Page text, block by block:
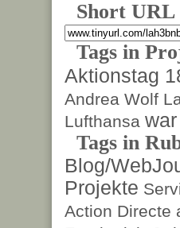
Short URL
Tags in
Aktionstag
Andrea Wolf
Lufthansa
Tags in
Blog/
Projekte
Action Directe